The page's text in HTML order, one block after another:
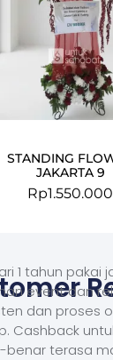
STANDING
JAKARTA 9
Rp1.550.000
1 tahun pakai
event dan
dan proses
Cashback
benar terasa